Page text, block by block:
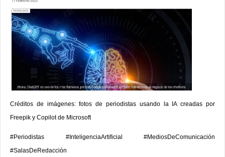
Créditos de imágenes: fotos de periodistas usando la IA creadas por
Freepik y Copilot de Microsoft
#Periodistas #InteligenciaArtificial #MediosDeComunicación
#SalasDeRedacción